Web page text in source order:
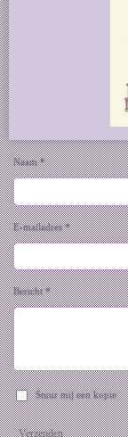
Naam *
E-mailadres *
Bericht *
Stuur mij een kopie
Verzenden